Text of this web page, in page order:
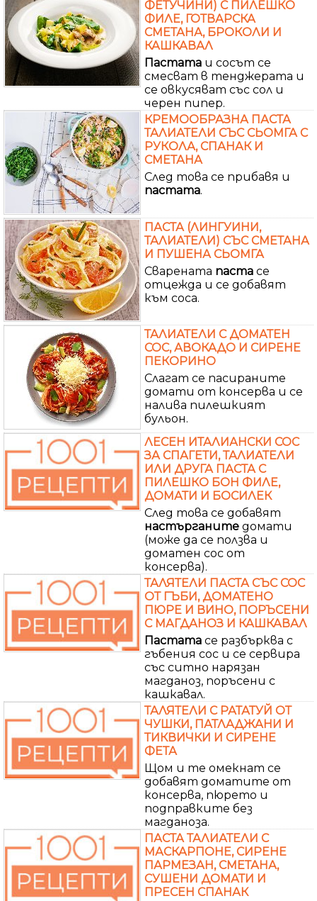
ФЕТУЧИНИ) С ПИЛЕШКО
ФИЛЕ, ГОТВАРСКА
СМЕТАНА, БРОКОЛИ И
КАШКАВАЛ
Пастата и сосът се
смесват в тенджерата и
се овкусяват със сол и
черен пипер.
КРЕМООБРАЗНА ПАСТА
ТАЛИАТЕЛИ СЪС СЬОМГА С
РУКОЛА, СПАНАК И
СМЕТАНА
След това се прибавя и
пастата.
ПАСТА (ЛИНГУИНИ,
ТАЛИАТЕЛИ) СЪС СМЕТАНА
И ПУШЕНА СЬОМГА
Сварената паста се
отцежда и се добавят
към соса.
ТАЛИАТЕЛИ С ДОМАТЕН
СОС, АВОКАДО И СИРЕНЕ
ПЕКОРИНО
Слагат се пасираните
домати от консерва и се
налива пилешкият
бульон.
ЛЕСЕН ИТАЛИАНСКИ СОС
ЗА СПАГЕТИ, ТАЛИАТЕЛИ
ИЛИ ДРУГА ПАСТА С
ПИЛЕШКО БОН ФИЛЕ,
ДОМАТИ И БОСИЛЕК
След това се добавят
настърганите домати
(може да се ползва и
доматен сос от
консерва).
ТАЛЯТЕЛИ ПАСТА СЪС СОС
ОТ ГЪБИ, ДОМАТЕНО
ПЮРЕ И ВИНО, ПОРЪСЕНИ
С МАГДАНОЗ И КАШКАВАЛ
Пастата се разбърква с
гъбения сос и се сервира
със ситно нарязан
магданоз, поръсени с
кашкавал.
ТАЛЯТЕЛИ С РАТАТУЙ ОТ
ЧУШКИ, ПАТЛАДЖАНИ И
ТИКВИЧКИ И СИРЕНЕ
ФЕТА
Щом и те омекнат се
добавят доматите от
консерва, пюрето и
подправките без
магданоза.
ПАСТА ТАЛИАТЕЛИ С
МАСКАРПОНЕ, СИРЕНЕ
ПАРМЕЗАН, СМЕТАНА,
СУШЕНИ ДОМАТИ И
ПРЕСЕН СПАНАК